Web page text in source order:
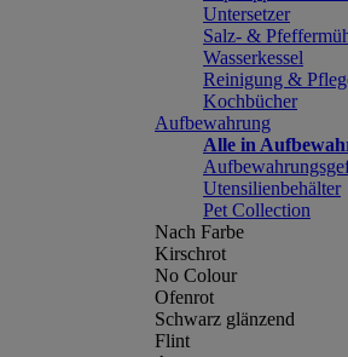
Untersetzer
Salz- &
Wasserkessel
Reinigung &
Kochbücher
Aufbewahrung
Alle in
Utensilienbehälter
Pet Collection
Nach Farbe
Kirschrot
No Colour
Ofenrot
Schwarz glänzend
Flint